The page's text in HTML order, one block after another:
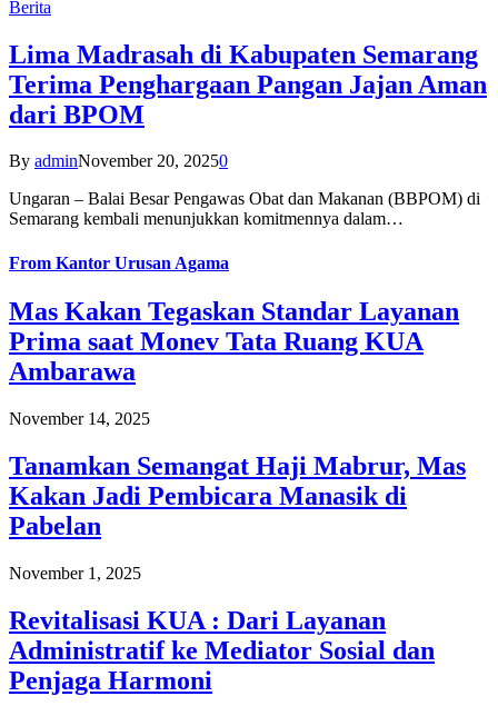
Berita
Lima Madrasah di Kabupaten Semarang
Terima Penghargaan Pangan Jajan Aman
dari BPOM
By adminNovember 20, 20250
Ungaran – Balai Besar Pengawas Obat dan Makanan (BBPOM) di
Semarang kembali menunjukkan komitmennya dalam…
From Kantor Urusan Agama
Mas Kakan Tegaskan Standar Layanan
Prima saat Monev Tata Ruang KUA
Ambarawa
November 14, 2025
Tanamkan Semangat Haji Mabrur, Mas
Kakan Jadi Pembicara Manasik di
Pabelan
November 1, 2025
Revitalisasi KUA : Dari Layanan
Administratif ke Mediator Sosial dan
Penjaga Harmoni